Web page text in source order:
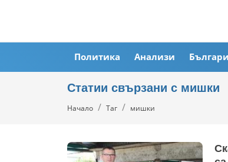
Политика Анализи
Статии свързани с мишки
Начало Таг мишки